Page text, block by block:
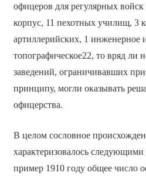
офицеров для регулярных
корпус, 11 пехотных училищ, 3
артиллерийских, 1 инженерное
топографическое22, то вряд ли
заведений, ограничивавших
принципу, могли оказывать
офицерства.
В целом сословное
характеризовалось
пример 1910 году общее число